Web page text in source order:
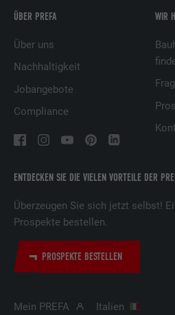
ENTDECKEN SIE DIE VIELEN VORTEILE DER
Überzeugen Sie sich jetzt selbst!
Prospekte bestellen.
PROSPEKTE BESTELLEN
ÜBER PREFA
Über uns
Nachhaltigkeit
Jobangebote
Compliance
WIR
Mein PREFA Italien
Laufzeit
Verwendet vom
Verwendung von
Dienstleistungen.
Name bscookie
Anbieter LinkedIn
Laufzeit 2 Jahre
Zweck
Verwendet vom
LinkedIn für die